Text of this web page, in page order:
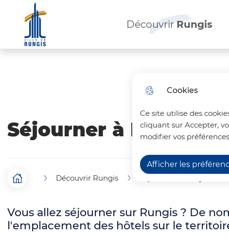
Cookies
Ce site utilise des
cliquant sur Accepter,
modifier vos
Afficher les
v
t
i
n
r
i
Découvrir Rungis
Séjourner à Rungis
F
i
l
Accueil Découvrir Rungis
Vous allez séjourner sur Rungis ? De
l'emplacement des hôtels sur le